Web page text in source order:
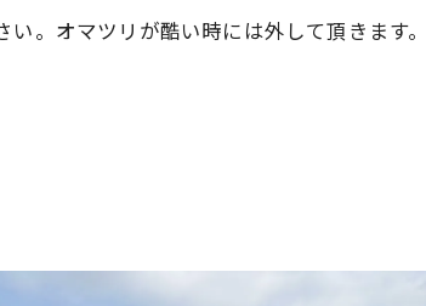
。オマツリが酷い時には外して頂きます